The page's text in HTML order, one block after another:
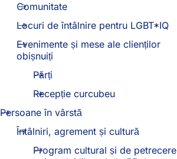
Comunitate
Locuri de întâlnire pentru LGBT*IQ
Evenimente și mese ale clienților
obișnuiți
Părți
Recepție curcubeu
Persoane în vârstă
Întâlniri, agrement și cultură
Program cultural și de petrecere